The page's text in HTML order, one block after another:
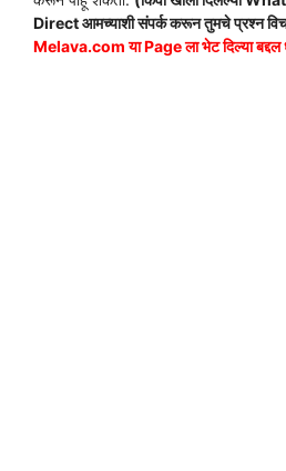
Direct आमच्याशी संपर्क करून तुमचे प्रश्न
Melava.com या Page ला भेट दिल्या बद्दल